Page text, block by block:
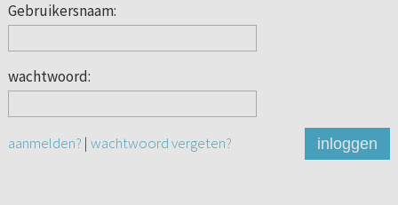
Gebruikersnaam:
wachtwoord:
aanmelden? | wachtwoord vergeten? inloggen